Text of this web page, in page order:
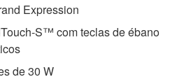
Expression
S™ com teclas de ébano
de 30 W